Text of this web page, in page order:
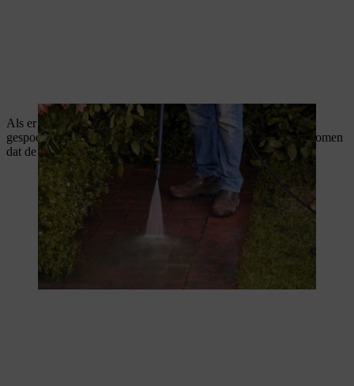
Als er tijdens het reinigen te veel materiaal uit de voegen is
gespoeld, moet je deze bijvullen. Dit is belangrijk om te voorkomen
dat de tegels zich verplaatsen en er holtes ontstaan.